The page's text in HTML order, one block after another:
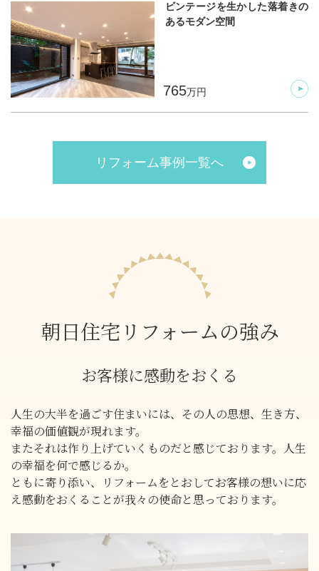
ビンテージを生かした落着きの
あるモダン空間
765万円
リフォーム事例一覧へ
朝日住宅リフォームの強み
お客様に感動をおくる
人生の大半を過ごす住まいには、その人の思想、生き方、
幸福の価値観が現れます。
またそれは作り上げていくものだと感じております。人生
の幸福を何で感じるか。
ともに寄り添い、リフォームをとおしてお客様の想いに応
え感動をおくることが我々の使命と思っております。